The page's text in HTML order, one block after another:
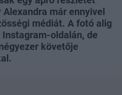
már ennyivel
médiát. A fotó alig
oldalán, de
követője